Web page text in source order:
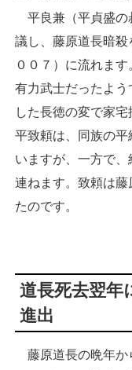
平良兼（平貞盛の
議し、藤原道長暗殺
００７）に流れま
有力武士だったよ
した長徳の変で家宅
平致頼は、同族の
いますが、一方で
連ねます。致頼は
たのです。
道長死去翌
進出
藤原道長の晩年か